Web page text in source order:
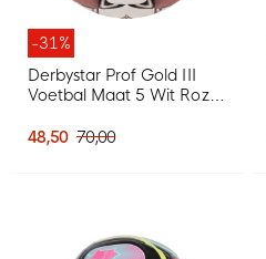
-31%
Derbystar Prof Gold III
Voetbal Maat 5 Wit Roze
48,50 70,00